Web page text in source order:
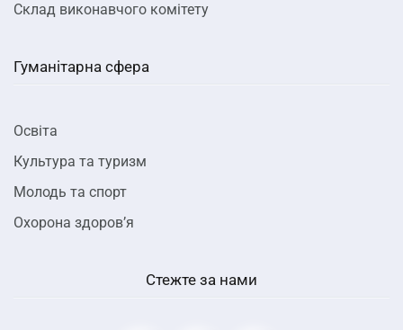
Склад виконавчого комітету
Гуманітарна сфера
Освіта
Культура та туризм
Молодь та спорт
Охорона здоров’я
Стежте за нами